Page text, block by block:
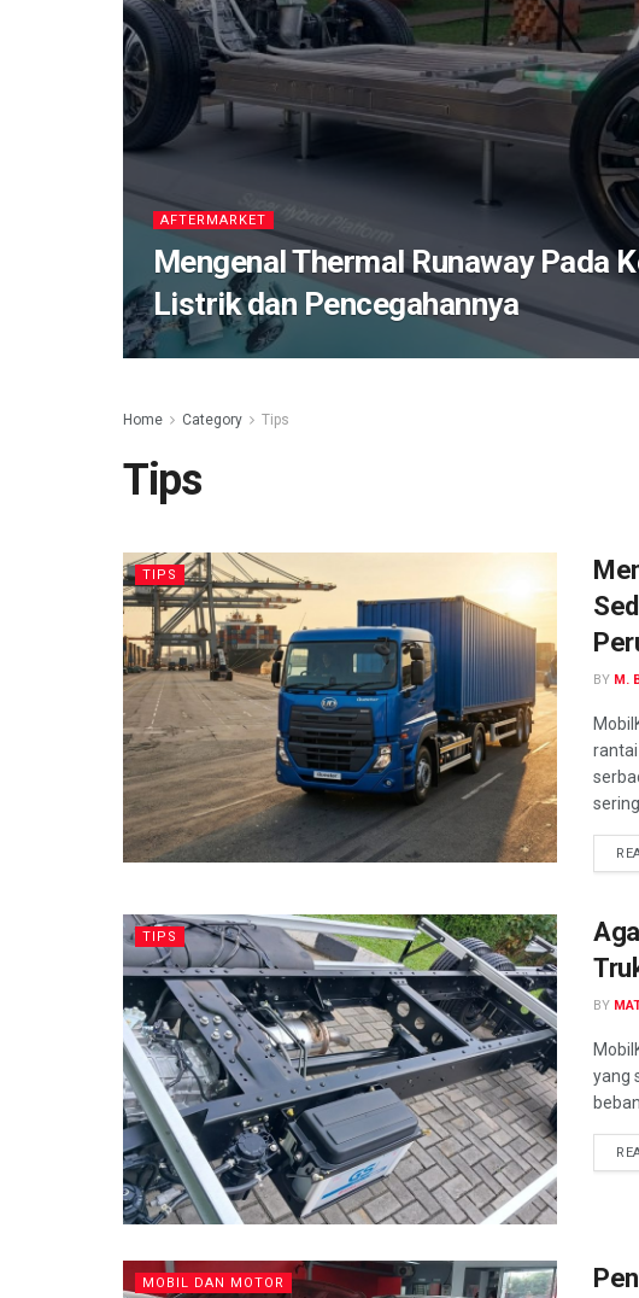
AFTERMARKET
Mengenal Thermal Runaway Pada
Listrik dan Pencegahannya
Home Category Tips
Tips
TIPS
BY M.
TIPS
BY
yang
MOBIL DAN MOTOR